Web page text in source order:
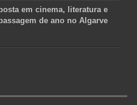
em cinema, literatura e
de ano no Algarve